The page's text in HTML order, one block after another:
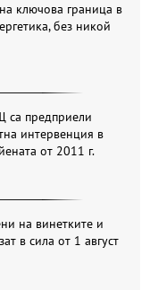
ключова граница в
без никой
са предприели
интервенция в
от 2011 г.
на винетките и
в сила от 1 август